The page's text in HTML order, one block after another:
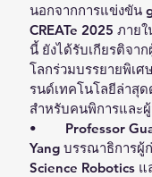
นอกจากการแข่งขัน
CREATe 2025 ภาย
นี้ ยังได้รับเกียรติจา
โลกร่วมบรรยายพิเศ
รนด์เทคโนโลยีล่าสุ
สำหรับคนพิการและ
•	Professor Guang-Zhong
Yang บรรณาธิการผู้
Science Robotics